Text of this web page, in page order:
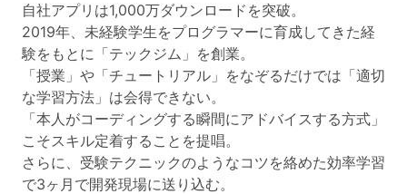
自社アプリは1,000万ダウンロードを突破。
2019年、未経験学生をプログラマーに育成してきた経
験をもとに「テックジム」を創業。
「授業」や「チュートリアル」をなぞるだけでは「適切
な学習方法」は会得できない。
「本人がコーディングする瞬間にアドバイスする方式」
こそスキル定着することを提唱。
さらに、受験テクニックのようなコツを絡めた効率学習
で3ヶ月で開発現場に送り込む。